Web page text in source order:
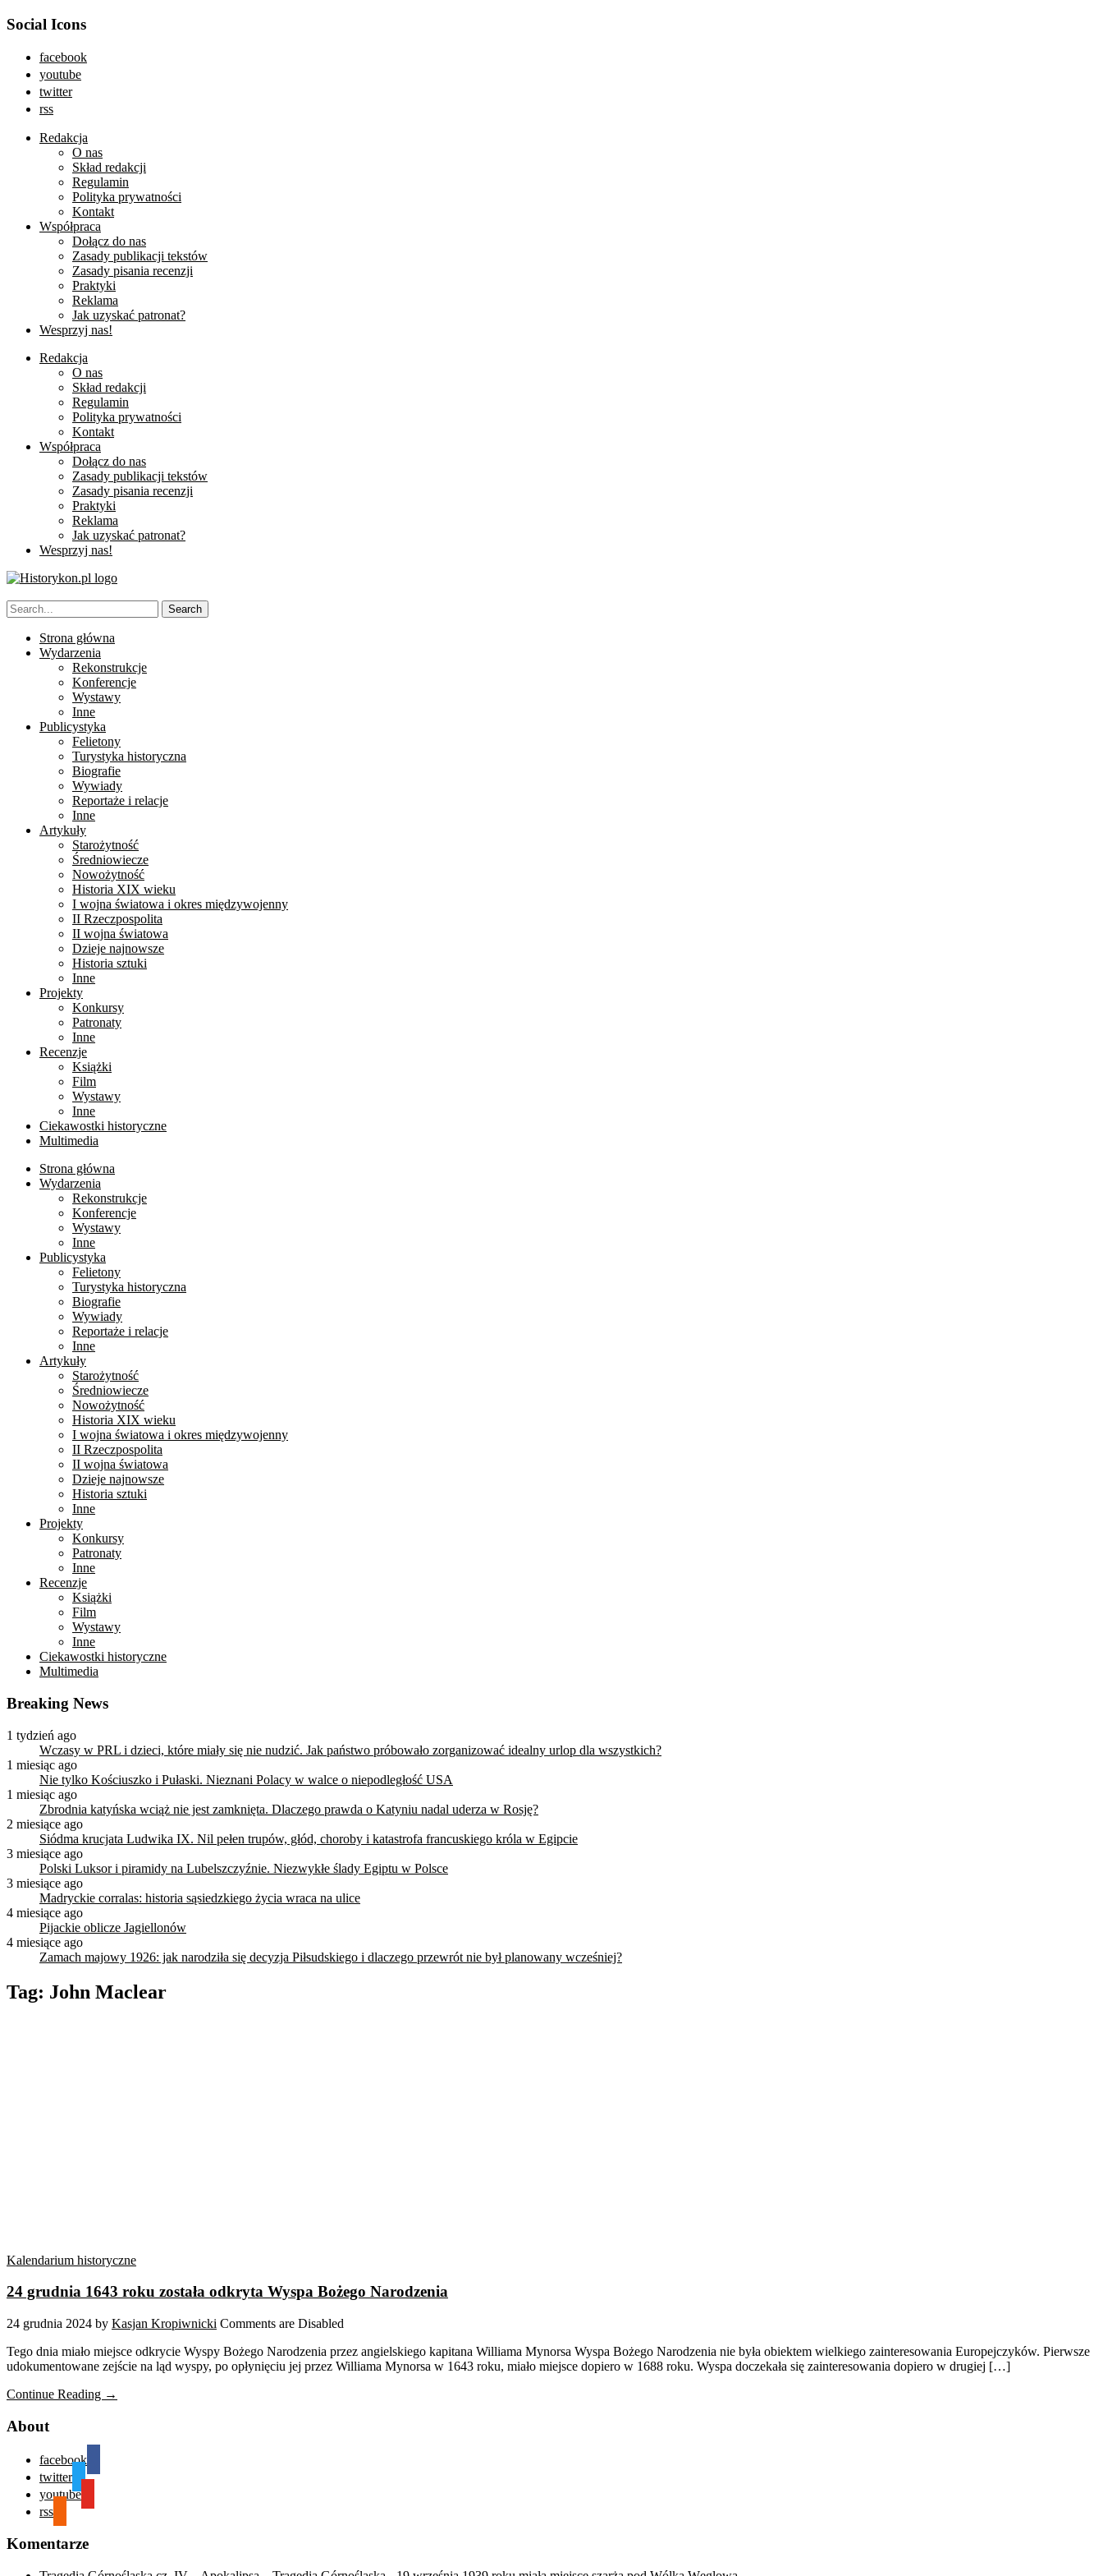
Social Icons
facebook
youtube
twitter
rss
Redakcja
O nas
Skład redakcji
Regulamin
Polityka prywatności
Kontakt
Współpraca
Dołącz do nas
Zasady publikacji tekstów
Zasady pisania recenzji
Praktyki
Reklama
Jak uzyskać patronat?
Wesprzyj nas!
Redakcja
O nas
Skład redakcji
Regulamin
Polityka prywatności
Kontakt
Współpraca
Dołącz do nas
Zasady publikacji tekstów
Zasady pisania recenzji
Praktyki
Reklama
Jak uzyskać patronat?
Wesprzyj nas!
Strona główna
Wydarzenia
Rekonstrukcje
Konferencje
Wystawy
Inne
Publicystyka
Felietony
Turystyka historyczna
Biografie
Wywiady
Reportaże i relacje
Inne
Artykuły
Starożytność
Średniowiecze
Nowożytność
Historia XIX wieku
I wojna światowa i okres międzywojenny
II Rzeczpospolita
II wojna światowa
Dzieje najnowsze
Historia sztuki
Inne
Projekty
Konkursy
Patronaty
Inne
Recenzje
Książki
Film
Wystawy
Inne
Ciekawostki historyczne
Multimedia
Strona główna
Wydarzenia
Rekonstrukcje
Konferencje
Wystawy
Inne
Publicystyka
Felietony
Turystyka historyczna
Biografie
Wywiady
Reportaże i relacje
Inne
Artykuły
Starożytność
Średniowiecze
Nowożytność
Historia XIX wieku
I wojna światowa i okres międzywojenny
II Rzeczpospolita
II wojna światowa
Dzieje najnowsze
Historia sztuki
Inne
Projekty
Konkursy
Patronaty
Inne
Recenzje
Książki
Film
Wystawy
Inne
Ciekawostki historyczne
Multimedia
Breaking News
1 tydzień ago
Wczasy w PRL i dzieci, które miały się nie nudzić. Jak państwo próbowało zorganizować idealny urlop dla wszystkich?
1 miesiąc ago
Nie tylko Kościuszko i Pułaski. Nieznani Polacy w walce o niepodległość USA
1 miesiąc ago
Zbrodnia katyńska wciąż nie jest zamknięta. Dlaczego prawda o Katyniu nadal uderza w Rosję?
2 miesiące ago
Siódma krucjata Ludwika IX. Nil pełen trupów, głód, choroby i katastrofa francuskiego króla w Egipcie
3 miesiące ago
Polski Luksor i piramidy na Lubelszczyźnie. Niezwykłe ślady Egiptu w Polsce
3 miesiące ago
Madryckie corralas: historia sąsiedzkiego życia wraca na ulice
4 miesiące ago
Pijackie oblicze Jagiellonów
4 miesiące ago
Zamach majowy 1926: jak narodziła się decyzja Piłsudskiego i dlaczego przewrót nie był planowany wcześniej?
Tag: John Maclear
Kalendarium historyczne
24 grudnia 1643 roku została odkryta Wyspa Bożego Narodzenia
24 grudnia 2024 by Kasjan Kropiwnicki Comments are Disabled
Tego dnia miało miejsce odkrycie Wyspy Bożego Narodzenia przez angielskiego kapitana Williama Mynorsa Wyspa Bożego Narodzenia nie była obiektem wielkiego zainteresowania Europejczyków. Pierwsze
udokumentowane zejście na ląd wyspy, po opłynięciu jej przez Williama Mynorsa w 1643 roku, miało miejsce dopiero w 1688 roku. Wyspa doczekała się zainteresowania dopiero w drugiej […]
Continue Reading →
About
facebook
twitter
youtube
rss
Komentarze